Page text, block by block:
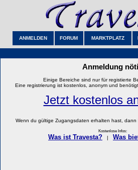
ANMELDEN FORUM MARKTPLATZ
Anmeldung
Einige Bereiche sind nur für registierte
Eine registrierung ist kostenlos, anonym und
Jetzt kostenlos
Wenn du gültige Zugangsdaten erhalten hast,
Kostenlose Infos:
Was ist Travesta? Was